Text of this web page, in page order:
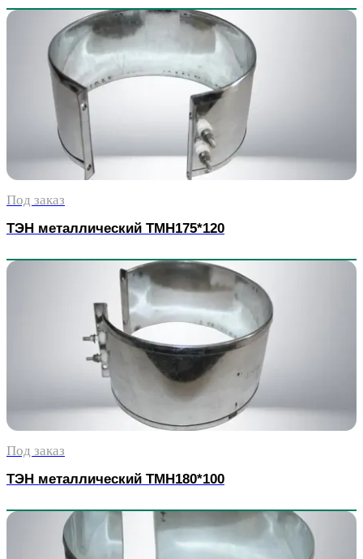
Под заказ
ТЭН металлический TMH175*120
Под заказ
ТЭН металлический TMH180*100